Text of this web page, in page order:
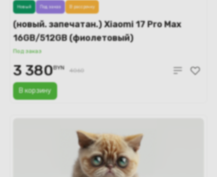
(новый. запечатан.) Xiaomi 17 Pro Max
16GB/512GB (фиолетовый)
Под заказ
В корзину
Новый Под заказ В рассрочку
3 380BYN 4060